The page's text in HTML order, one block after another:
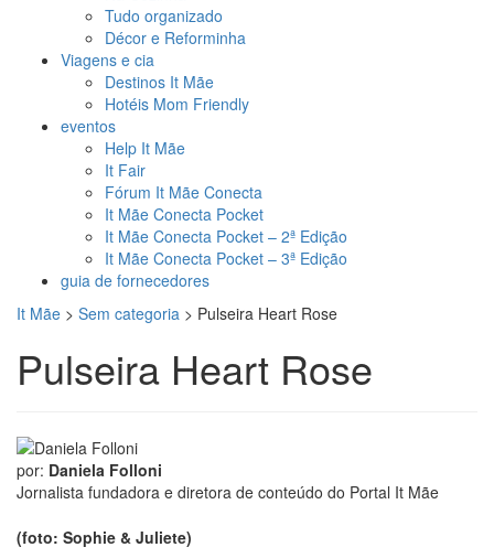
Tudo organizado
Décor e Reforminha
Viagens e cia
Destinos It Mãe
Hotéis Mom Friendly
eventos
Help It Mãe
It Fair
Fórum It Mãe Conecta
It Mãe Conecta Pocket
It Mãe Conecta Pocket – 2ª Edição
It Mãe Conecta Pocket – 3ª Edição
guia de fornecedores
It Mãe > Sem categoria > Pulseira Heart Rose
Pulseira Heart Rose
por: Daniela Folloni
Jornalista fundadora e diretora de conteúdo do Portal It Mãe
(foto: Sophie & Juliete)